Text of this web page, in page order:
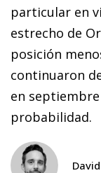
particular en
estrecho de
posición
continuaron
en
probabilidad.